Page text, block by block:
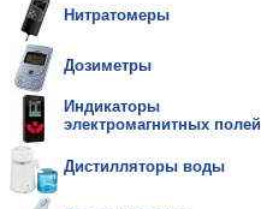
Нитратомеры
Дозиметры
Индикаторы
электромагнитных полей
Дистилляторы воды